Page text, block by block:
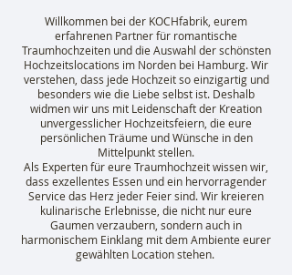
Willkommen bei der KOCHfabrik, eurem
erfahrenen Partner für romantische
Traumhochzeiten und die Auswahl der schönsten
Hochzeitslocations im Norden bei Hamburg. Wir
verstehen, dass jede Hochzeit so einzigartig und
besonders wie die Liebe selbst ist. Deshalb
widmen wir uns mit Leidenschaft der Kreation
unvergesslicher Hochzeitsfeiern, die eure
persönlichen Träume und Wünsche in den
Mittelpunkt stellen.
Als Experten für eure Traumhochzeit wissen wir,
dass exzellentes Essen und ein hervorragender
Service das Herz jeder Feier sind. Wir kreieren
kulinarische Erlebnisse, die nicht nur eure
Gaumen verzaubern, sondern auch in
harmonischem Einklang mit dem Ambiente eurer
gewählten Location stehen.